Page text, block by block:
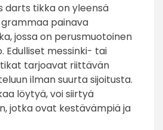
darts tikka on yleensä
painava
jossa on perusmuotoinen
Edulliset messinki- tai
tarjoavat riittävän
ilman suurta sijoitusta.
löytyä, voi siirtyä
jotka ovat kestävämpiä ja